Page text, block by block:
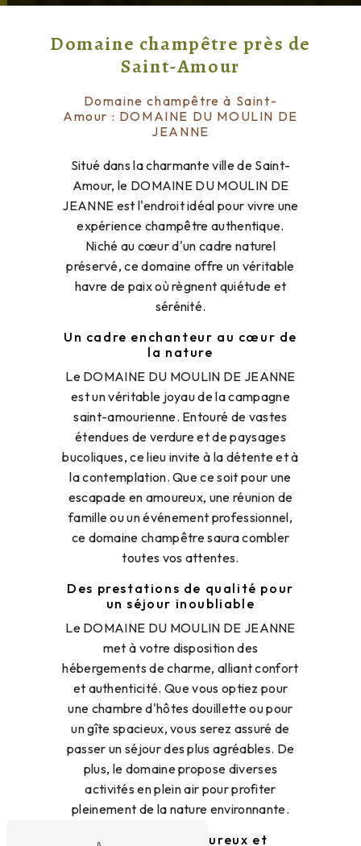
Domaine champêtre près de
Saint-Amour
Domaine champêtre à Saint-
Amour : DOMAINE DU MOULIN DE
JEANNE
Situé dans la charmante ville de Saint-
Amour, le DOMAINE DU MOULIN DE
JEANNE est l'endroit idéal pour vivre une
expérience champêtre authentique.
Niché au cœur d'un cadre naturel
préservé, ce domaine offre un véritable
havre de paix où règnent quiétude et
sérénité.
Un cadre enchanteur au cœur de
la nature
Le DOMAINE DU MOULIN DE JEANNE
est un véritable joyau de la campagne
saint-amourienne. Entouré de vastes
étendues de verdure et de paysages
bucoliques, ce lieu invite à la détente et à
la contemplation. Que ce soit pour une
escapade en amoureux, une réunion de
famille ou un événement professionnel,
ce domaine champêtre saura combler
toutes vos attentes.
Des prestations de qualité pour
un séjour inoubliable
Le DOMAINE DU MOULIN DE JEANNE
met à votre disposition des
hébergements de charme, alliant confort
et authenticité. Que vous optiez pour
une chambre d'hôtes douillette ou pour
un gîte spacieux, vous serez assuré de
passer un séjour des plus agréables. De
plus, le domaine propose diverses
activités en plein air pour profiter
pleinement de la nature environnante.
Un accueil chaleureux et